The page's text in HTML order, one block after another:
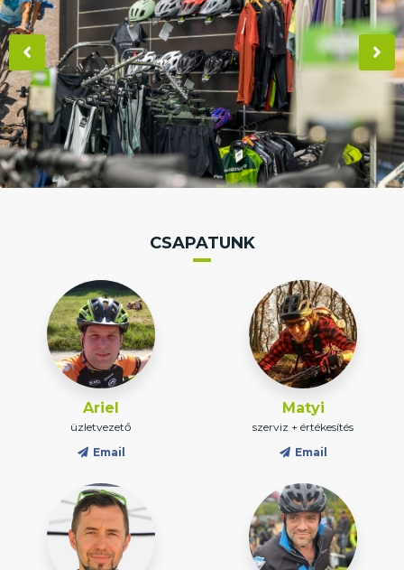
CSAPATUNK
Ariel
üzletvezető
Email
Matyi
szerviz + értékesítés
Email